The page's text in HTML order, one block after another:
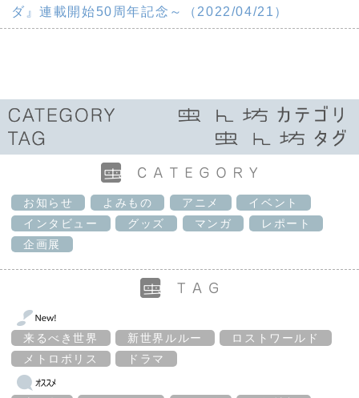
ダ』連載開始50周年記念～（2022/04/21）
お知らせ よみもの アニメ
イベント
インタビュー
グッズ マンガ
レポート
企画展
来るべき世界 新世界ルルー
ロストワールド
メトロポリス
ドラマ